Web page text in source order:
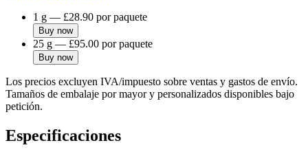
1 g — £28.90 por paquete
Buy now
25 g — £95.00 por paquete
Buy now
Los precios excluyen IVA/impuesto sobre ventas y gastos de envío.
Tamaños de embalaje por mayor y personalizados disponibles bajo
petición.
Especificaciones